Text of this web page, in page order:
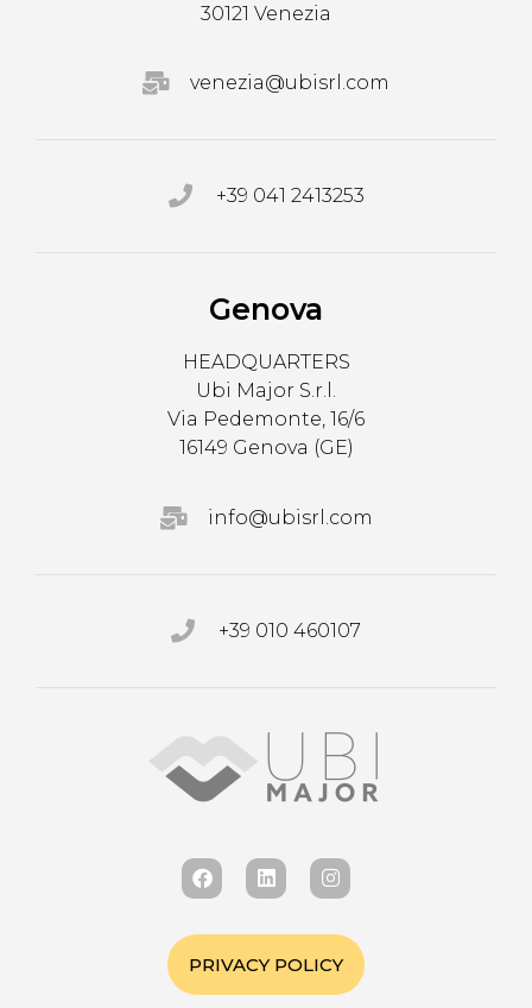
30121 Venezia
venezia@ubisrl.com
+39 041 2413253
Genova
HEADQUARTERS
Ubi Major S.r.l.
Via Pedemonte, 16/6
16149 Genova (GE)
info@ubisrl.com
+39 010 460107
PRIVACY POLICY